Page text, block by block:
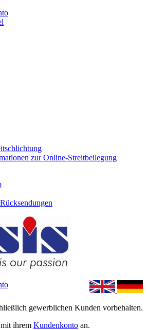
zur Online-Streitbeilegung
gewerblichen Kunden vorbehalten.
ihrem Kundenkonto an.